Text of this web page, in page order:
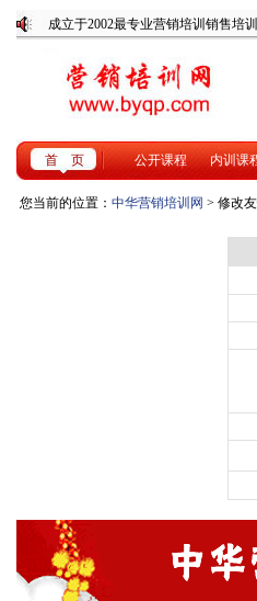
成立于2002最专业营销培
首 页 公开课程 内训课
您当前的位置： 中华营销培训网 > 修改